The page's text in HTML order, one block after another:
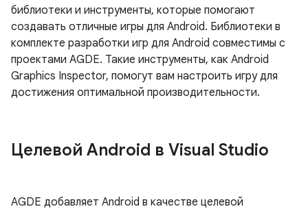
библиотеки и инструменты, которые помогают
создавать отличные игры для Android. Библиотеки в
комплекте разработки игр для Android совместимы с
проектами AGDE. Такие инструменты, как Android
Graphics Inspector, помогут вам настроить игру для
достижения оптимальной производительности.
Целевой Android в Visual Studio
AGDE добавляет Android в качестве целевой